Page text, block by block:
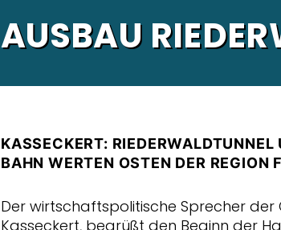
AUSBAU
KASSECKERT:
BAHN WERTEN OSTEN DER REGION
Der wirtschaftspolitische Sprecher
Kasseckert, begrüßt den Beginn der